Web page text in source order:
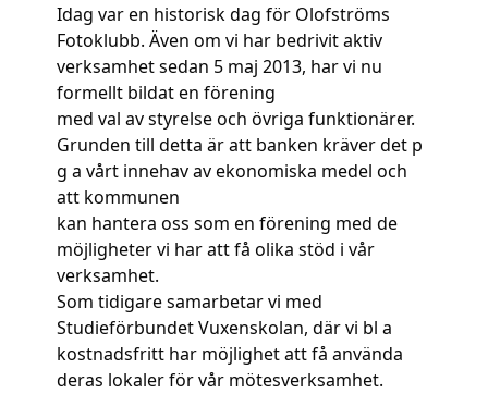
Idag var en historisk dag för Olofströms
Fotoklubb. Även om vi har bedrivit aktiv
verksamhet sedan 5 maj 2013, har vi nu
formellt bildat en förening
med val av styrelse och övriga funktionärer.
Grunden till detta är att banken kräver det p
g a vårt innehav av ekonomiska medel och
att kommunen
kan hantera oss som en förening med de
möjligheter vi har att få olika stöd i vår
verksamhet.
Som tidigare samarbetar vi med
Studieförbundet Vuxenskolan, där vi bl a
kostnadsfritt har möjlighet att få använda
deras lokaler för vår mötesverksamhet.